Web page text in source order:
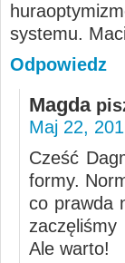
systemu.
Odpowiedz
Magda
Maj 22,
Cześć
formy.
co prawda
Ale warto!